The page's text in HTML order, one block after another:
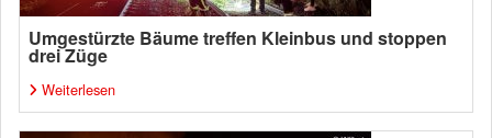
Umgestürzte Bäume treffen Kleinbus und stoppen
drei Züge
Weiterlesen